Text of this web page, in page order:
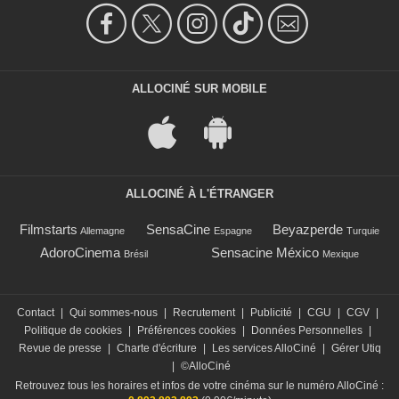
ALLOCINÉ SUR MOBILE
ALLOCINÉ À L'ÉTRANGER
Filmstarts Allemagne SensaCine Espagne Beyazperde Turquie
AdoroCinema Brésil Sensacine México Mexique
Contact Qui sommes-nous Recrutement Publicité CGU CGV
Politique de cookies
Préférences cookies Données Personnelles
Revue de presse
Charte d'écriture Les services AlloCiné
Gérer Utiq
©AlloCiné
Retrouvez tous les horaires et infos de votre cinéma sur le numéro AlloCiné :